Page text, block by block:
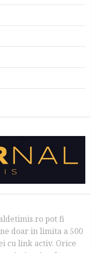
pot fi
doar in limita a 500
cu link activ. Orice